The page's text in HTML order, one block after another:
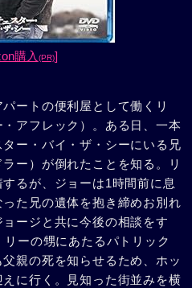
購入 (PR)]
ートの便利屋として働くリ
アフレック）。ある日、一本
ー・バイ・ザ・シーにいる兄
ー）が倒れたことを知る。リ
るが、ジョーは1時間前に息
た兄の遺体を抱き締めお別れ
ージと共に今後の相談をす
ーの甥にあたるパトリック
父親の死を知らせるため、ホッ
に行く。見知った街並みを横